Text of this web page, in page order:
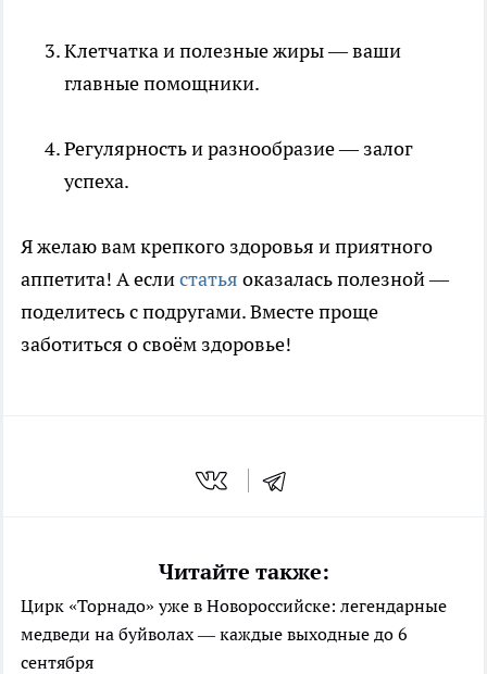
Клетчатка и полезные жиры — ваши
главные помощники.
Регулярность и разнообразие — залог
успеха.
Я желаю вам крепкого здоровья и приятного
аппетита! А еслистатья оказалась полезной —
поделитесь с подругами. Вместе проще
заботиться о своём здоровье!
Читайте также:
Цирк «Торнадо» уже в Новороссийске: легендарные
медведи на буйволах — каждые выходные до 6
сентября